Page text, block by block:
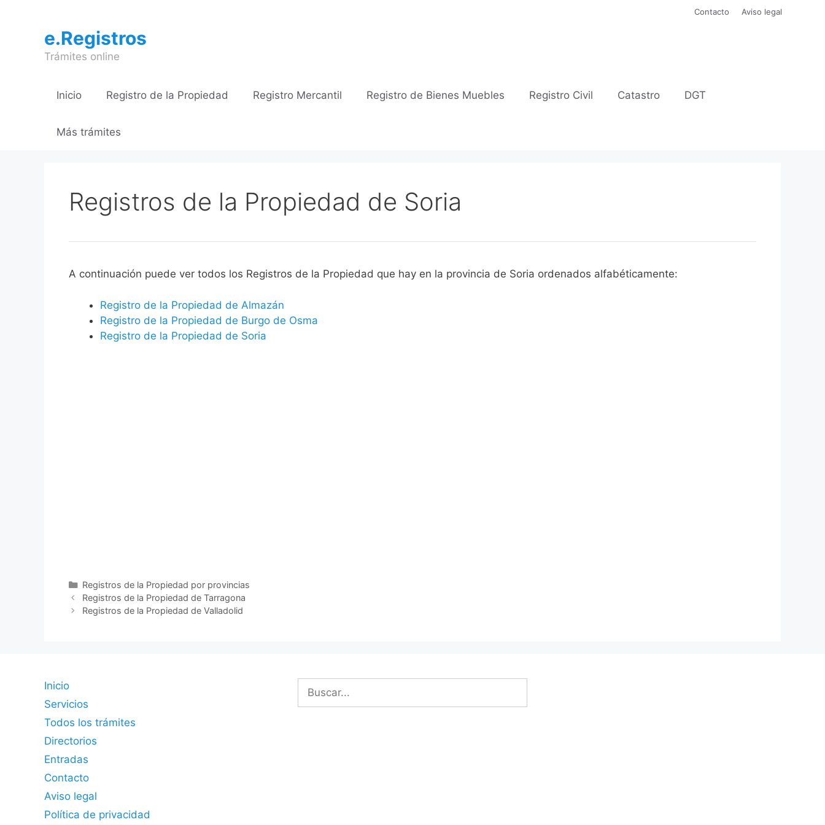
contenido
Contacto Aviso legal
e.Registros
Trámites online
Inicio Registro de la Propiedad Registro Mercantil Registro de Bienes Muebles Registro Civil Catastro DGT
Más trámites
Registros de la Propiedad de Soria
A continuación puede ver todos los Registros de la Propiedad que hay en la provincia de Soria ordenados alfabéticamente:
Registro de la Propiedad de Almazán
Registro de la Propiedad de Burgo de Osma
Registro de la Propiedad de Soria
Categorías
Registros de la Propiedad por provincias
Registros de la Propiedad de Tarragona
Registros de la Propiedad de Valladolid
Inicio
Servicios
Todos los trámites
Directorios
Entradas
Contacto
Aviso legal
Política de privacidad